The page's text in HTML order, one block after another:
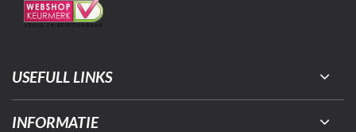
USEFULL LINKS
INFORMATIE